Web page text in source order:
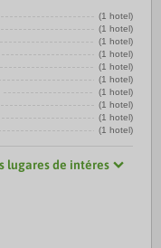
(1 hotel)
(1 hotel)
(1 hotel)
(1 hotel)
(1 hotel)
(1 hotel)
(1 hotel)
(1 hotel)
(1 hotel)
(1 hotel)
lugares de intéres